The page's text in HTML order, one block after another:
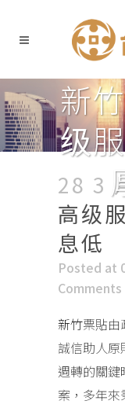
新
级
28 3
高级
息低
Posted at
Comments
新竹票貼由
誠信助人
週轉的關鍵
案，多年來